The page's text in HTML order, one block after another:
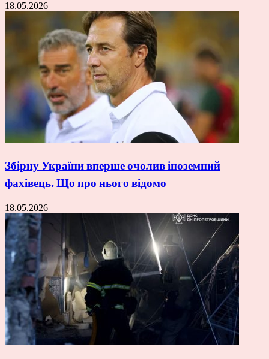
18.05.2026
Збірну України вперше очолив іноземний
фахівець. Що про нього відомо
18.05.2026